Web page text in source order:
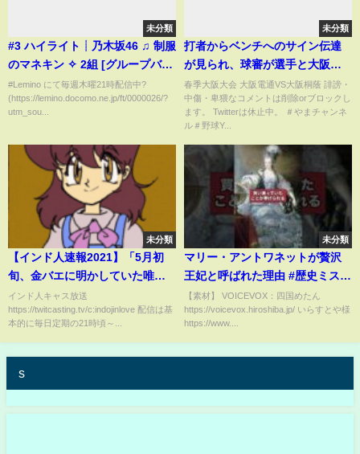
未分類
#3 ハイライト┊乃木坂46 ♫ 制服
のマネキン ✧ 2組 [グループバト
ル]
#Lemino にて毎週木曜21時配信中?
(https://lemino.docomo.ne.jp/ft/0000026/?
utm_sou...
未分類
打者からベンチへのサイン伝達
が見られ、球審が選手と大阪桐
蔭ベンチに注意を行う。突然の
出来事に場内一瞬静まり返る！
春季大阪大会 大阪電通VS大阪桐蔭 誹謗・
中傷・卑猥なコメントは削除orブロックし
ます。 Twitterは休止中。 ＃やまチャンネ
ル＃野球Y...
未分類
【インド人速報2021】「5月初
旬、金バエに明かしていた唯エ
ンタープライズ会社設立の全
貌！」2021/9/23号夜
インド人キャス放送
https://twitcasting.tv/c:indojinlove 配信は基
本的に毎日定期の21時頃～...
未分類
マリー・アントワネットが贅沢
王妃と呼ばれた理由 #歴史ミステ
リー #shorts
【素材】 VOICEVOX：四国めたん
https://voicevox.hiroshiba.jp/ いらすとや様
https://www....
s